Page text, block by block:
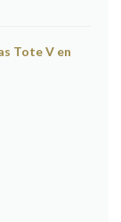
Tote V en